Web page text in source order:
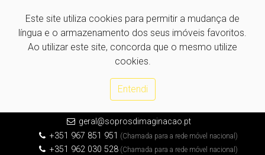
Este site utiliza cookies para permitir a mudança de
língua e o armazenamento dos seus imóveis favoritos.
Ao utilizar este site, concorda que o mesmo utilize
cookies.
Entendi
geral@soprosdimaginacao.pt
+351 967 851 951 (Chamada para a rede móvel nacional)
+351 962 030 528 (Chamada para a rede móvel nacional)